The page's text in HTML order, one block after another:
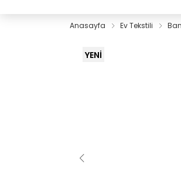
Anasayfa Ev Tekstili
YENİ